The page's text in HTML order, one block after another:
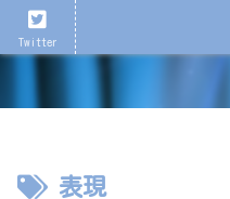
表現
Twitter